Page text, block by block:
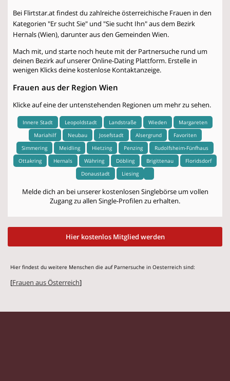
Bei Flirtstar.at findest du zahlreiche österreichische Frauen in den
Kategorien "Er sucht Sie" und "Sie sucht Ihn" aus dem Bezirk
Hernals (Wien), darunter aus den Gemeinden Wien.
Mach mit, und starte noch heute mit der Partnersuche rund um
deinen Bezirk auf unserer Online-Dating Plattform. Erstelle in
wenigen Klicks deine kostenlose Kontaktanzeige.
Frauen aus der Region Wien
Klicke auf eine der untenstehenden Regionen um mehr zu sehen.
Innere Stadt Leopoldstadt Landstraße Wieden
Margareten
Mariahilf
Neubau Josefstadt Alsergrund
Favoriten
Simmering
Meidling Hietzing Penzing
Rudolfsheim-Fünfhaus
Ottakring
Hernals Währing Döbling Brigittenau
Floridsdorf
Donaustadt
Liesing
Melde dich an bei unserer kostenlosen Singlebörse um vollen
Zugang zu allen Single-Profilen zu erhalten.
Hier kostenlos Mitglied werden
Hier findest du weitere Menschen die auf Parnersuche in Oesterreich sind:
[Frauen aus Österreich]